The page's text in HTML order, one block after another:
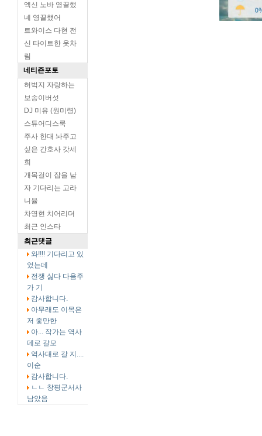
엑신 노바 영끌했
네 영끌했어
트와이스 다현 전
신 타이트한 옷차
림
네티즌포토
허벅지 자랑하는
보송이버섯
DJ 미유 (원미령)
스튜어디스룩
주사 한대 놔주고
싶은 간호사 갓세
희
개목걸이 잡을 남
자 기다리는 고라
니율
차영현 치어리더
최근 인스타
최근댓글
와!!!! 기다리고 있
었는데
전쟁 싫다 다음주
가 기
감사합니다.
아무래도 이목은
저 좇만한
아... 작가는 역사
데로 갈모
역사대로 갈 지....
이순
감사합니다.
ㄴㄴ 창평군서사
남았음